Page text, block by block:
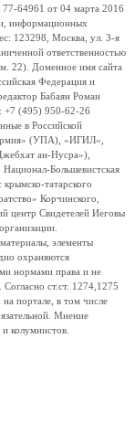
64961 от 04 марта 2016
информационных
123298, Москва, ул. 3-я
ответственностью
22). Доменное имя сайта
Федерация и
Бабаян Роман
+7 (495) 950-62-26
в Российской
(УПА), «ИГИЛ»,
ан-Нусра»),
Большевистская
татарского
Корчинского,
центр Свидетелей Иеговы
элементы
охраняются
нормами права и не
Согласно ст.ст. 1274,1275
портале, в том числе
Мнение
колумнистов.